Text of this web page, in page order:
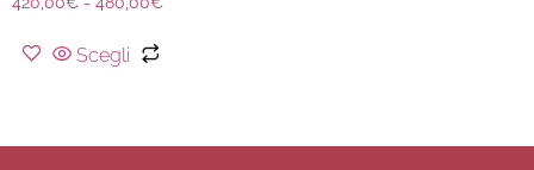
Scegli